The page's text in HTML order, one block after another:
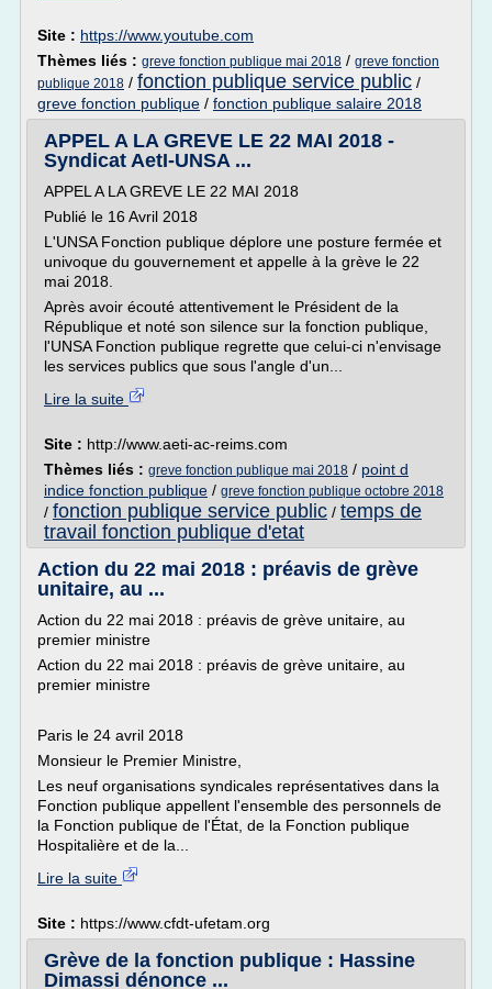
Site : https://www.youtube.com
Thèmes liés : greve fonction publique mai 2018 / greve fonction
publique 2018 / fonction publique service public /
greve fonction publique / fonction publique salaire 2018
APPEL A LA GREVE LE 22 MAI 2018 -
Syndicat AetI-UNSA ...
APPEL A LA GREVE LE 22 MAI 2018
Publié le 16 Avril 2018
L'UNSA Fonction publique déplore une posture fermée et
univoque du gouvernement et appelle à la grève le 22
mai 2018.
Après avoir écouté attentivement le Président de la
République et noté son silence sur la fonction publique,
l'UNSA Fonction publique regrette que celui-ci n'envisage
les services publics que sous l'angle d'un...
Lire la suite
Site : http://www.aeti-ac-reims.com
Thèmes liés : greve fonction publique mai 2018 / point d
indice fonction publique / greve fonction publique octobre 2018
/ fonction publique service public / temps de
travail fonction publique d'etat
Action du 22 mai 2018 : préavis de grève
unitaire, au ...
Action du 22 mai 2018 : préavis de grève unitaire, au
premier ministre
Action du 22 mai 2018 : préavis de grève unitaire, au
premier ministre
Paris le 24 avril 2018
Monsieur le Premier Ministre,
Les neuf organisations syndicales représentatives dans la
Fonction publique appellent l'ensemble des personnels de
la Fonction publique de l'État, de la Fonction publique
Hospitalière et de la...
Lire la suite
Site : https://www.cfdt-ufetam.org
Grève de la fonction publique : Hassine
Dimassi dénonce ...